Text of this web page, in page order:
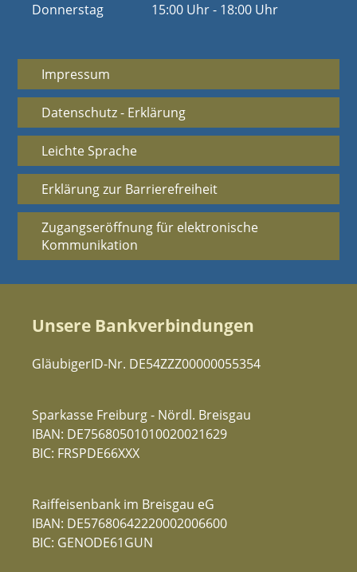
Donnerstag
15:00 Uhr - 18:00 Uhr
Impressum
Datenschutz - Erklärung
Leichte Sprache
Erklärung zur Barrierefreiheit
Zugangseröffnung für elektronische
Kommunikation
Unsere Bankverbindungen
GläubigerID-Nr. DE54ZZZ00000055354
Sparkasse Freiburg - Nördl. Breisgau
IBAN: DE75680501010020021629
BIC: FRSPDE66XXX
Raiffeisenbank im Breisgau eG
IBAN: DE57680642220002006600
BIC: GENODE61GUN